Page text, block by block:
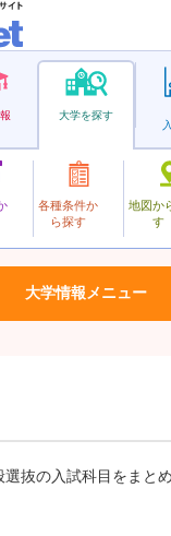
大学を探す
各種条件か
ら探す
地図か
す
ふくし
福祉大学
大学情報 メニュー
抜の入試科目をまとめ